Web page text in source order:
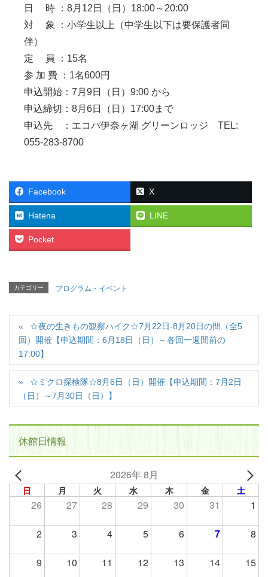
日 時 ：8月12日（日）18:00～20:00
対 象 ：小学生以上（中学生以下は要保護者同
伴）
定 員 ：15名
参 加 費 ：1名600円
申込開始：7月9日（日）9:00 から
申込締切：8月6日（日）17:00まで
申込先 ：エコパ伊奈ヶ湖 グリーンロッジ TEL:
055-283-8700
Facebook X
Hatena LINE
Pocket
カテゴリー プログラム・イベント
☆夜の生きもの観察ハイク☆7月22日-8月20日の間（全5
回）開催【申込期間：6月18日（日）～各回一週間前の
17:00】
☆ミクロ探検隊☆8月6日（日）開催【申込期間：7月2日
（日）～7月30日（日）】
休館日情報
2026年 8月
日 月 火 水 木 金 土
26 27 28 29 30 31 1
2 3 4 5 6 7 8
9 10 11 12 13 14 15